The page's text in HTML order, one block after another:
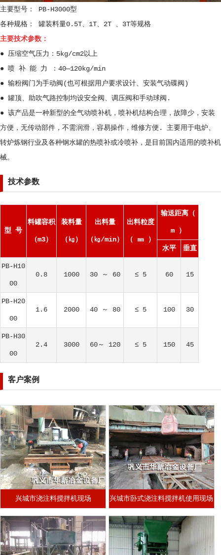
主要型号： PB-H3000型
各种规格： 罐装料量0.5T、1T、2T 、3T等规格
主要技术参数：
● 压缩空气压力：5kg/cm2以上
● 喷 补 能 力 ：40—120kg/min
● 输粉阀门为手动阀(也可根据用户要求设计、安装气动碟阀)
● 罐顶、助吹气路控制均设安全阀、调压阀和手动球阀.
● 该产品是一种新型的全气动喷补机，喷补机结构合理，故障少，安装
方便，无传动部件，不需润滑，容易操作，维修方便. 主要用于电炉、
转炉炼钢行业及各种钢水罐的热喷补或冷喷补，是目前国内适用的喷补机
械。
技术参数
型 号
料罐容积
（m3）
装料量
（㎏）
出料量
（㎏/min）
出料粒度
（ ㎜ ）
输送距离（
m ）
水平 垂直
PB-H10
00
0.8 1000 30 ～ 60 ≤ 5 60 15
PB-H20
00
1.6 2000 40 ～ 80 ≤ 5 100 30
PB-H30
00
2.4 3000 60～ 120 ≤ 5 150 45
客户案例
兴城市浇注料搅拌机现场 兴城市卧式浇注料搅拌机使用现场